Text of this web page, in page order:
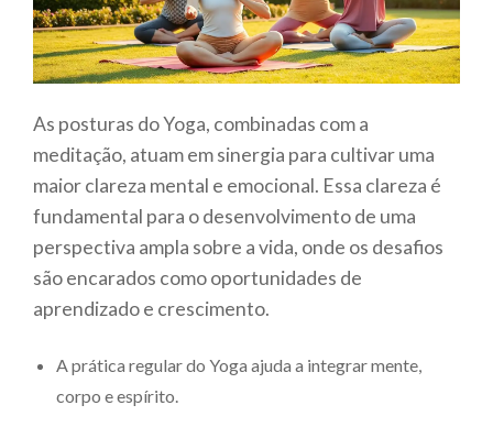
As posturas do Yoga, combinadas com a
meditação, atuam em sinergia para cultivar uma
maior clareza mental e emocional. Essa clareza é
fundamental para o desenvolvimento de uma
perspectiva ampla sobre a vida, onde os desafios
são encarados como oportunidades de
aprendizado e crescimento.
A prática regular do Yoga ajuda a integrar mente,
corpo e espírito.